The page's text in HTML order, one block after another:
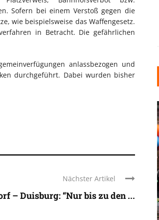
Sofern bei einem Verstoß gegen die
wie beispielsweise das Waffengesetz.
in Betracht. Die gefährlichen
anlassbezogen und
durchgeführt. Dabei wurden bisher
Nächster Artikel
– Duisburg: “Nur bis zu den ...
INDUSTRIELLER CHIC: WIE
LOFT-STIL IN IHREM